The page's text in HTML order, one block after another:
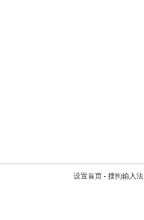
设置首页 - 搜狗输入法